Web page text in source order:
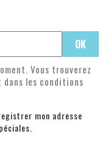
Vous trouverez
les conditions
mon adresse